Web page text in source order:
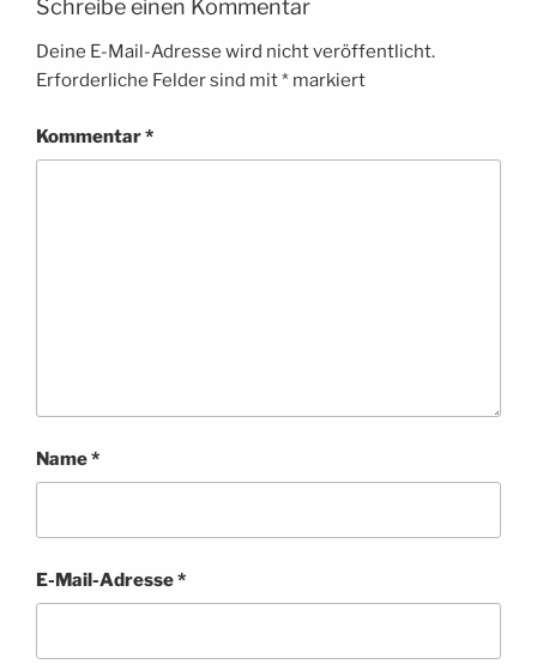
Schreibe einen Kommentar
Deine E-Mail-Adresse wird nicht veröffentlicht.
Erforderliche Felder sind mit* markiert
Kommentar*
Name*
E-Mail-Adresse*